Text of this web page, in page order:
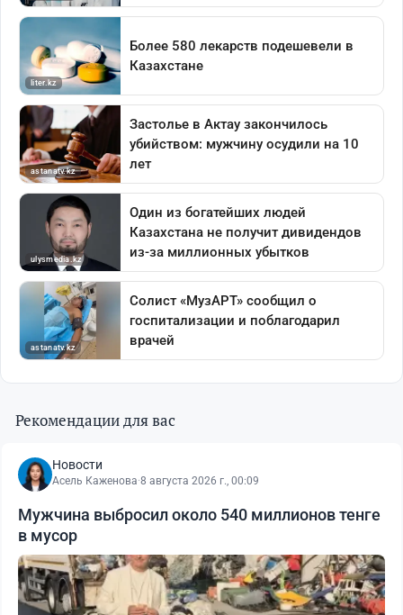
Рекомендации для вас
Новости
Асель Каженова·8 августа 2026 г., 00:09
Мужчина выбросил около 540 миллионов тенге
в мусор